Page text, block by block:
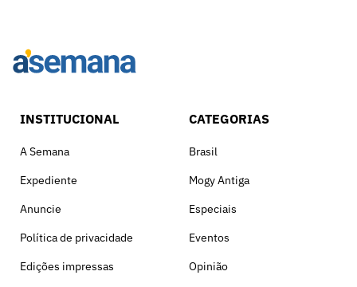
INSTITUCIONAL
A Semana
Expediente
Anuncie
Política de privacidade
Edições impressas
CATEGORIAS
Brasil
Mogy Antiga
Especiais
Eventos
Opinião